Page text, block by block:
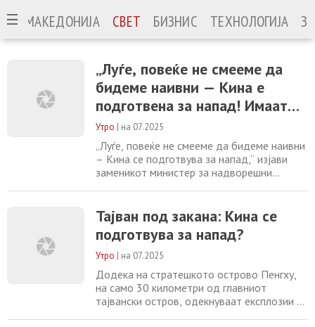
МАКЕДОНИЈА СВЕТ БИЗНИС ТЕХНОЛОГИЈА
„Луѓе, повеќе не смееме да
бидеме наивни — Кина е
подготвена за напад! Имаат
огромна војска, ние не
можеме сами да се бориме
против нив…“
Утро | на 07.2025
„Луѓе, повеќе не смееме да бидеме наивни
– Кина се подготвува за напад,“ изјави
заменикот министер за надворешни
почесто изведува маневри во близина на
островот, Тајван тестира готовноста на
своето население преку големи вежби за
цивилна одбрана, како неодамнешната на
Тајван под закана: Кина се
подготвува за напад?
Утро | на 07.2025
Додека на стратешкото острово Пeнгху,
на само 30 километри од главниот
тајвански остров, одекнуваат експлозии за